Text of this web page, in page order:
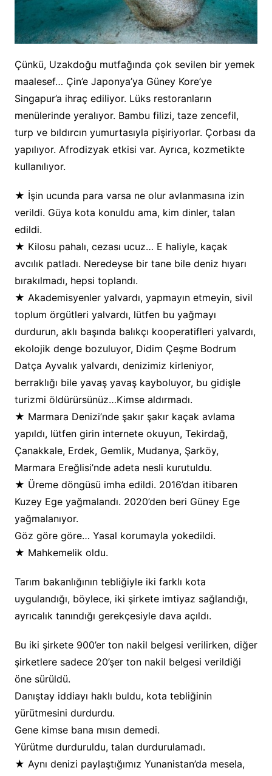
Çünkü, Uzakdoğu mutfağında çok sevilen bir yemek
maalesef… Çin’e Japonya’ya Güney Kore’ye
Singapur’a ihraç ediliyor. Lüks restoranların
menülerinde yeralıyor. Bambu filizi, taze zencefil,
turp ve bıldırcın yumurtasıyla pişiriyorlar. Çorbası da
yapılıyor. Afrodizyak etkisi var. Ayrıca, kozmetikte
kullanılıyor.
★ İşin ucunda para varsa ne olur avlanmasına izin
verildi. Güya kota konuldu ama, kim dinler, talan
edildi.
★ Kilosu pahalı, cezası ucuz… E haliyle, kaçak
avcılık patladı. Neredeyse bir tane bile deniz hıyarı
bırakılmadı, hepsi toplandı.
★ Akademisyenler yalvardı, yapmayın etmeyin, sivil
toplum örgütleri yalvardı, lütfen bu yağmayı
durdurun, aklı başında balıkçı kooperatifleri yalvardı,
ekolojik denge bozuluyor, Didim Çeşme Bodrum
Datça Ayvalık yalvardı, denizimiz kirleniyor,
berraklığı bile yavaş yavaş kayboluyor, bu gidişle
turizmi öldürürsünüz…Kimse aldırmadı.
★ Marmara Denizi’nde şakır şakır kaçak avlama
yapıldı, lütfen girin internete okuyun, Tekirdağ,
Çanakkale, Erdek, Gemlik, Mudanya, Şarköy,
Marmara Ereğlisi’nde adeta nesli kurutuldu.
★ Üreme döngüsü imha edildi. 2016’dan itibaren
Kuzey Ege yağmalandı. 2020’den beri Güney Ege
yağmalanıyor.
Göz göre göre… Yasal korumayla yokedildi.
★ Mahkemelik oldu.
Tarım bakanlığının tebliğiyle iki farklı kota
uygulandığı, böylece, iki şirkete imtiyaz sağlandığı,
ayrıcalık tanındığı gerekçesiyle dava açıldı.
Bu iki şirkete 900’er ton nakil belgesi verilirken, diğer
şirketlere sadece 20’şer ton nakil belgesi verildiği
öne sürüldü.
Danıştay iddiayı haklı buldu, kota tebliğinin
yürütmesini durdurdu.
Gene kimse bana mısın demedi.
Yürütme durduruldu, talan durdurulamadı.
★ Aynı denizi paylaştığımız Yunanistan’da mesela,